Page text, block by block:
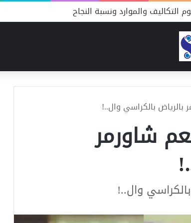
والموارد ونسبة النجاح
بالكراسي وال..!
شاورمر
وال..!